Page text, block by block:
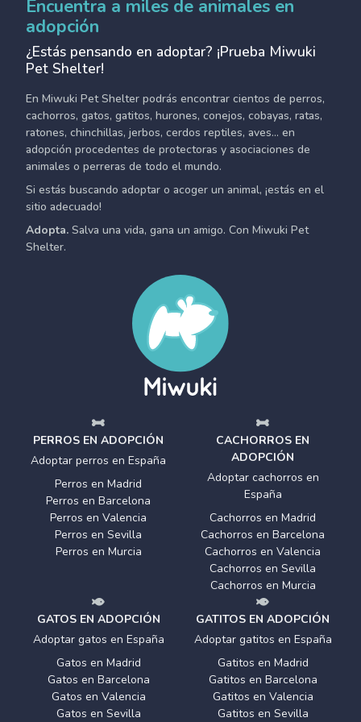
Encuentra a miles de animales en
adopción
¿Estás pensando en adoptar? ¡Prueba Miwuki
Pet Shelter!
En Miwuki Pet Shelter podrás encontrar cientos de perros,
cachorros, gatos, gatitos, hurones, conejos, cobayas, ratas,
ratones, chinchillas, jerbos, cerdos reptiles, aves... en
adopción procedentes de protectoras y asociaciones de
animales o perreras de todo el mundo.
Si estás buscando adoptar o acoger un animal, ¡estás en el
sitio adecuado!
Adopta. Salva una vida, gana un amigo. Con Miwuki Pet
Shelter.
PERROS EN ADOPCIÓN
Adoptar perros en España
Perros en Madrid
Perros en Barcelona
Perros en Valencia
Perros en Sevilla
Perros en Murcia
CACHORROS EN
ADOPCIÓN
Adoptar cachorros en
España
Cachorros en Madrid
Cachorros en Barcelona
Cachorros en Valencia
Cachorros en Sevilla
Cachorros en Murcia
GATOS EN ADOPCIÓN
Adoptar gatos en España
Gatos en Madrid
Gatos en Barcelona
Gatos en Valencia
Gatos en Sevilla
GATITOS EN ADOPCIÓN
Adoptar gatitos en España
Gatitos en Madrid
Gatitos en Barcelona
Gatitos en Valencia
Gatitos en Sevilla